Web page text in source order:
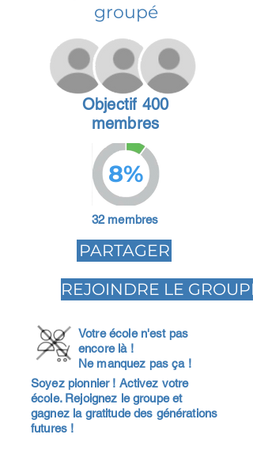
groupé
Objectif 400
membres
8%
32 membres
PARTAGER
REJOINDRE LE GROUPE
Votre école n'est pas
encore là !
Ne manquez pas ça !
Soyez pionnier ! Activez votre
école. Rejoignez le groupe et
gagnez la gratitude des générations
futures !